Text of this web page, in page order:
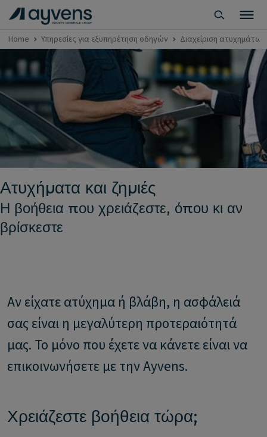
Home Υπηρεσίες για εξυπηρέτηση οδηγών Διαχείριση
Ατυχήματα και ζημιές
Η βοήθεια που χρειάζεστε, όπου κι αν
βρίσκεστε
Αν είχατε ατύχημα ή βλάβη, η ασφάλειά
σας είναι η μεγαλύτερη προτεραιότητά
μας. Το μόνο που έχετε να κάνετε είναι να
επικοινωνήσετε με την Ayvens.
Χρειάζεστε βοήθεια τώρα;